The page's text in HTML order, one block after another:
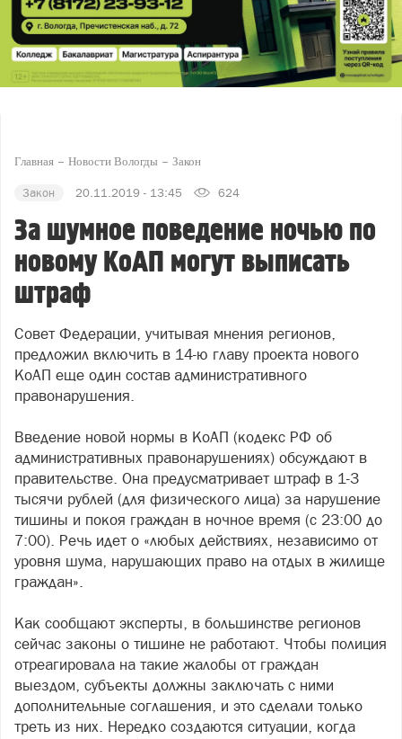
Главная Новости Вологды Закон
Закон 20.11.2019 - 13:45 624
За шумное поведение ночью по
новому КоАП могут выписать
штраф
Совет Федерации, учитывая мнения регионов,
предложил включить в 14-ю главу проекта нового
КоАП еще один состав административного
правонарушения.
Введение новой нормы в КоАП (кодекс РФ об
административных правонарушениях) обсуждают в
правительстве. Она предусматривает штраф в 1-3
тысячи рублей (для физического лица) за нарушение
тишины и покоя граждан в ночное время (с 23:00 до
7:00). Речь идет о «любых действиях, независимо от
уровня шума, нарушающих право на отдых в жилище
граждан».
Как сообщают эксперты, в большинстве регионов
сейчас законы о тишине не работают. Чтобы полиция
отреагировала на такие жалобы от граждан
выездом, субъекты должны заключать с ними
дополнительные соглашения, и это сделали только
треть из них. Нередко создаются ситуации, когда